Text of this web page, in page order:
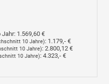
Jahr: 1.569,60 €
10 Jahre): 1.179,- €
10 Jahre): 2.800,12 €
10 Jahre): 4.323,- €